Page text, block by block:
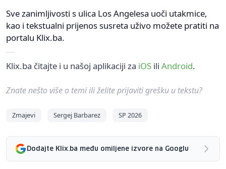
Sve zanimljivosti s ulica Los Angelesa uoči utakmice,
kao i tekstualni prijenos susreta uživo možete pratiti na
portalu Klix.ba.
Klix.ba čitajte i u našoj aplikaciji za iOS ili Android.
Znate nešto više o temi ili želite prijaviti grešku u tekstu?
Zmajevi Sergej Barbarez SP 2026
Dodajte Klix.ba među omiljene izvore na Googlu